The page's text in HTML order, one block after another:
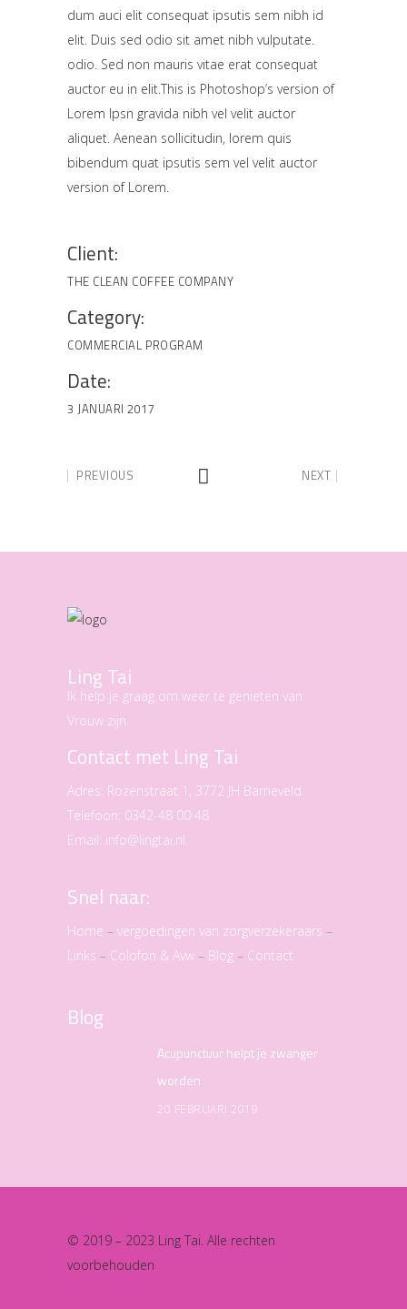
dum auci elit consequat ipsutis sem nibh id
elit. Duis sed odio sit amet nibh vulputate.
odio. Sed non mauris vitae erat consequat
auctor eu in elit.This is Photoshop’s version of
Lorem Ipsn gravida nibh vel velit auctor
aliquet. Aenean sollicitudin, lorem quis
bibendum quat ipsutis sem vel velit auctor
version of Lorem.
Client:
THE CLEAN COFFEE COMPANY
Category:
COMMERCIAL PROGRAM
Date:
3 JANUARI 2017
PREVIOUS NEXT
Ling Tai
Ik help je graag om weer te genieten van
Vrouw zijn.
Contact met Ling Tai
Adres: Rozenstraat 1, 3772 JH Barneveld
Telefoon: 0342-48 00 48
Email: info@lingtai.nl
Snel naar:
Home – vergoedingen van zorgverzekeraars –
Links – Colofon & Avw – Blog – Contact
Blog
Acupunctuur helpt je zwanger
worden
20 FEBRUARI 2019
© 2019 – 2023 Ling Tai. Alle rechten
voorbehouden